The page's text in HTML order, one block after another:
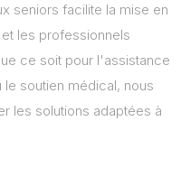
seniors facilite la mise en
les professionnels
ce soit pour l'assistance
soutien médical, nous
les solutions adaptées à